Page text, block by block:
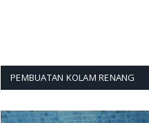
PEMBUATAN KOLAM RENANG
Pemutar